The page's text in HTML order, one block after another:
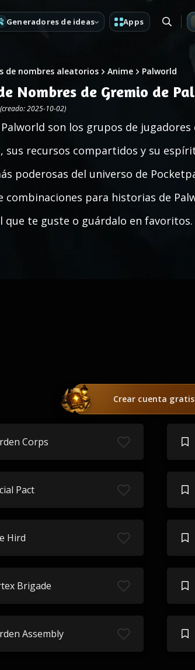
Generadores de ideas Apps
de nombres aleatorios Anime Palworld
Nombres de Gremio de
2025-10-02)
son los grupos de
sus recursos compartidos y su
poderosas del universo de
combinaciones para historias de
que te guste o guárdalo en favoritos.
Crear cuenta gratis
Corps
Pact
Hird
Brigade
Assembly